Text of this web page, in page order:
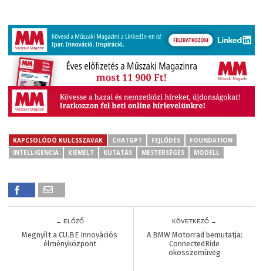
KAPCSOLÓDÓ KULCSSZAVAK CHATGPT FEJLŐDÉS
FOUNDATION
INTELLIGENCIA
KIEMELT KUTATÁS MESTERSÉGES MODELL
← ELŐZŐ
Megnyílt a CU.BE Innovációs
élményközpont
KÖVETKEZŐ →
A BMW Motorrad bemutatja:
ConnectedRide
okosszemüveg